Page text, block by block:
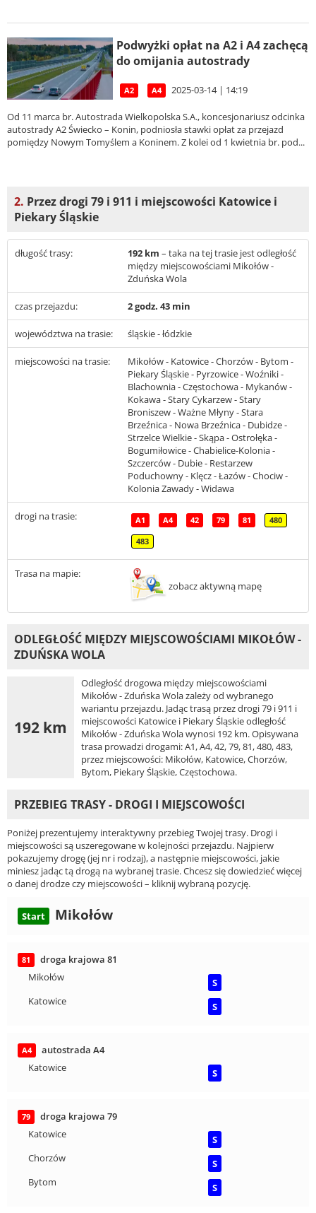
Podwyżki opłat na A2 i A4 zachęcą
do omijania autostrady
A2 A4 2025-03-14 | 14:19
Od 11 marca br. Autostrada Wielkopolska S.A., koncesjonariusz odcinka
autostrady A2 Świecko – Konin, podniosła stawki opłat za przejazd
pomiędzy Nowym Tomyślem a Koninem. Z kolei od 1 kwietnia br. pod...
2. Przez drogi 79 i 911 i miejscowości Katowice i
Piekary Śląskie
długość trasy: 192 km – taka na tej trasie jest odległość
między miejscowościami Mikołów -
Zduńska Wola
czas przejazdu: 2 godz. 43 min
województwa na trasie: śląskie - łódzkie
miejscowości na trasie:
Mikołów - Katowice - Chorzów - Bytom -
Piekary Śląskie - Pyrzowice - Woźniki -
Blachownia - Częstochowa - Mykanów -
Kokawa - Stary Cykarzew - Stary
Broniszew - Ważne Młyny - Stara
Brzeźnica - Nowa Brzeźnica - Dubidze -
Strzelce Wielkie - Skąpa - Ostrołęka -
Bogumiłowice - Chabielice-Kolonia -
Szczerców - Dubie - Restarzew
Poduchowny - Klęcz - Łazów - Chociw -
Kolonia Zawady - Widawa
drogi na trasie: A1 A4 42 79 81 480
483
Trasa na mapie:
zobacz aktywną mapę
ODLEGŁOŚĆ MIĘDZY MIEJSCOWOŚCIAMI MIKOŁÓW -
ZDUŃSKA WOLA
192 km
Odległość drogowa między miejscowościami
Mikołów - Zduńska Wola zależy od wybranego
wariantu przejazdu. Jadąc trasą przez drogi 79 i 911 i
miejscowości Katowice i Piekary Śląskie odległość
Mikołów - Zduńska Wola wynosi 192 km. Opisywana
trasa prowadzi drogami: A1, A4, 42, 79, 81, 480, 483,
przez miejscowości: Mikołów, Katowice, Chorzów,
Bytom, Piekary Śląskie, Częstochowa.
PRZEBIEG TRASY - DROGI I MIEJSCOWOŚCI
Poniżej prezentujemy interaktywny przebieg Twojej trasy. Drogi i
miejscowości są uszeregowane w kolejności przejazdu. Najpierw
pokazujemy drogę (jej nr i rodzaj), a następnie miejscowości, jakie
miniesz jadąc tą drogą na wybranej trasie. Chcesz się dowiedzieć więcej
o danej drodze czy miejscowości – kliknij wybraną pozycję.
Start Mikołów
81
droga krajowa 81
Mikołów
S
Katowice
S
A4
autostrada A4
Katowice
S
79
droga krajowa 79
Katowice
S
Chorzów
S
Bytom
S